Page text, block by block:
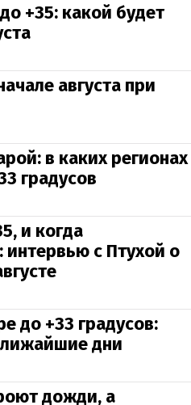
+35: какой будет
августа при
в каких регионах
градусов
и когда
интервью с Птухой о
до +33 градусов:
дни
дожди, а